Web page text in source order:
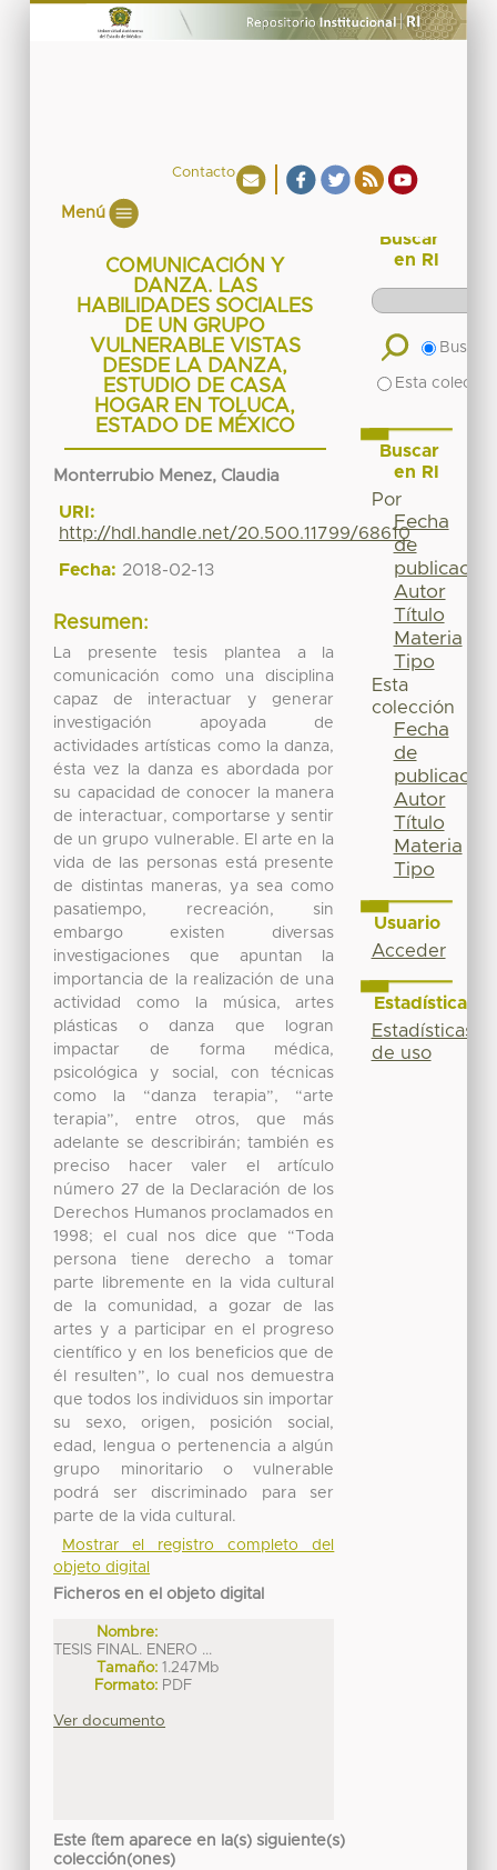
Contacto
Menú
COMUNICACIÓN Y
DANZA. LAS
HABILIDADES SOCIALES
DE UN GRUPO
VULNERABLE VISTAS
DESDE LA DANZA,
ESTUDIO DE CASA
HOGAR EN TOLUCA,
ESTADO DE MÉXICO
Monterrubio Menez, Claudia
URI:
http://hdl.handle.net/20.500.11799/68610
Fecha: 2018-02-13
Resumen:
La presente tesis plantea a la
comunicación como una disciplina
capaz de interactuar y generar
investigación apoyada de
actividades artísticas como la danza,
ésta vez la danza es abordada por
su capacidad de conocer la manera
de interactuar, comportarse y sentir
de un grupo vulnerable. El arte en la
vida de las personas está presente
de distintas maneras, ya sea como
pasatiempo, recreación, sin
embargo existen diversas
investigaciones que apuntan la
importancia de la realización de una
actividad como la música, artes
plásticas o danza que logran
impactar de forma médica,
psicológica y social, con técnicas
como la “danza terapia”, “arte
terapia”, entre otros, que más
adelante se describirán; también es
preciso hacer valer el artículo
número 27 de la Declaración de los
Derechos Humanos proclamados en
1998; el cual nos dice que “Toda
persona tiene derecho a tomar
parte libremente en la vida cultural
de la comunidad, a gozar de las
artes y a participar en el progreso
científico y en los beneficios que de
él resulten”, lo cual nos demuestra
que todos los individuos sin importar
su sexo, origen, posición social,
edad, lengua o pertenencia a algún
grupo minoritario o vulnerable
podrá ser discriminado para ser
parte de la vida cultural.
Mostrar el registro completo del
objeto digital
Ficheros en el objeto digital
Nombre:
TESIS FINAL. ENERO ...
Tamaño: 1.247Mb
Formato: PDF
Ver documento
Este ítem aparece en la(s) siguiente(s)
colección(ones)
Buscar
en RI
Buscar
Esta
Buscar
en RI
Por
Fecha
de
publicación
Autor
Título
Materia
Tipo
Esta
colección
Fecha
de
publicación
Autor
Título
Materia
Tipo
Usuario
Acceder
Estadísticas
Estadísticas
de uso